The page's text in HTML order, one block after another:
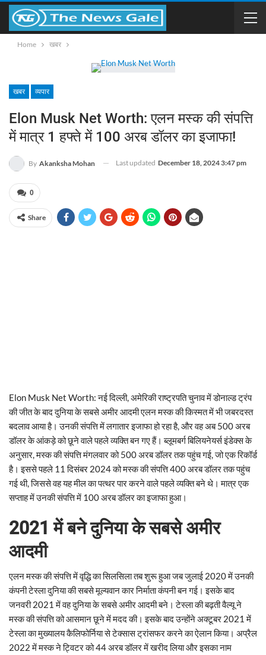
Home खबर
खबर व्यपार
Elon Musk Net Worth: एलन मस्क की संपत्ति
में मात्र 1 हफ्ते में 100 अरब डॉलर का इजाफा!
By Akanksha Mohan Last updated December 18, 2024 3:47 pm
0
Share
Elon Musk Net Worth: नई दिल्ली, अमेरिकी राष्ट्रपति चुनाव में डोनाल्ड ट्रंप
की जीत के बाद दुनिया के सबसे अमीर आदमी एलन मस्क की किस्मत में भी जबरदस्त
बदलाव आया है। उनकी संपत्ति में लगातार इजाफा हो रहा है, और वह अब 500 अरब
डॉलर के आंकड़े को छूने वाले पहले व्यक्ति बन गए हैं। ब्लूमबर्ग बिलियनेयर्स इंडेक्स के
अनुसार, मस्क की संपत्ति मंगलवार को 500 अरब डॉलर तक पहुंच गई, जो एक रिकॉर्ड
है। इससे पहले 11 दिसंबर 2024 को मस्क की संपत्ति 400 अरब डॉलर तक पहुंच
गई थी, जिससे वह यह मील का पत्थर पार करने वाले पहले व्यक्ति बने थे। मात्र एक
सप्ताह में उनकी संपत्ति में 100 अरब डॉलर का इजाफा हुआ।
2021 में बने दुनिया के सबसे अमीर
आदमी
एलन मस्क की संपत्ति में वृद्धि का सिलसिला तब शुरू हुआ जब जुलाई 2020 में उनकी
कंपनी टेस्ला दुनिया की सबसे मूल्यवान कार निर्माता कंपनी बन गई। इसके बाद
जनवरी 2021 में वह दुनिया के सबसे अमीर आदमी बने। टेस्ला की बढ़ती वैल्यू ने
मस्क की संपत्ति को आसमान छूने में मदद की। इसके बाद उन्होंने अक्टूबर 2021 में
टेस्ला का मुख्यालय कैलिफोर्निया से टेक्सास ट्रांसफर करने का ऐलान किया। अप्रैल
2022 में मस्क ने ट्विटर को 44 अरब डॉलर में खरीद लिया और इसका नाम